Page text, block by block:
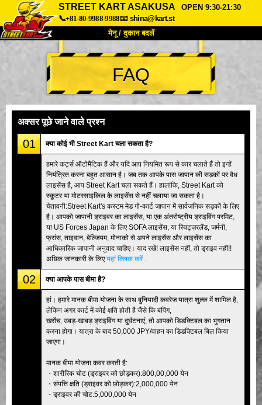
STREET KART ASAKUSA
OPEN 9:30-21:30
📞+81-80-9988-9988📧 shina@kart.st
मेनू / दुकान बदलें
TOP
हमारे बारे में विशेषताएँ कीमत
कंपनी
शाखा बदलें
टोक्यो शिनागावा #1 टोक्यो अकीहबारा#1
टोक्यो अकीहबारा#2 टोक्यो शिबुया
टोक्यो शिबुया एनेक्स टोक्यो बे
टोक्यो असाकुसा ओसाका
ओकिनावा
FAQ
अक्सर पूछे जाने वाले प्रश्न
01 क्या कोई भी Street Kart चला सकता है?
हमारे कर्ट्स ऑटोमैटिक हैं और यदि आप नियमित रूप से कार चलाते हैं तो इन्हें
नियंत्रित करना बहुत आसान है। जब तक आपके पास जापान की सड़कों पर वैध
लाइसेंस है, आप Street Kart चला सकते हैं। हालांकि, Street Kart को
स्कूटर या मोटरसाइकिल के लाइसेंस से नहीं चलाया जा सकता है।
चेतावनी:Street Kart's कस्टम मेड गो-कार्ट जापान में सार्वजनिक सड़कों के लिए
है। आपको जापानी ड्राइवर का लाइसेंस, या एक अंतर्राष्ट्रीय ड्राइविंग परमिट,
या US Forces Japan के लिए SOFA लाइसेंस, या स्विट्ज़रलैंड, जर्मनी,
फ्रांस, ताइवान, बेल्जियम, मोनाको से अपने लाइसेंस और लाइसेंस का
आधिकारिक जापानी अनुवाद चाहिए। याद रखें! लाइसेंस नहीं, तो ड्राइव नहीं!!
अधिक जानकारी के लिएयहां क्लिक करें.
02 क्या आपके पास बीमा है?
हां। हमारे मानक बीमा योजना के साथ बुनियादी कवरेज यात्रा शुल्क में शामिल है,
लेकिन अगर कार्ट में कोई क्षति होती है जैसे कि बंपिंग,
खरोंच, उबड़-खाबड़ ड्राइविंग या दुर्घटनाएं, तो आपको डिडक्टिबल का भुगतान
करना होगा। यात्रा के बाद 50,000 JPY/वाहन का डिडक्टिबल बिल किया
जाएगा।
मानक बीमा योजना कवर करती है:
・शारीरिक चोट (ड्राइवर को छोड़कर):800,00,000 येन
・संपत्ति क्षति (ड्राइवर को छोड़कर):2,000,000 येन
・ड्राइवर की चोट:5,000,000 येन